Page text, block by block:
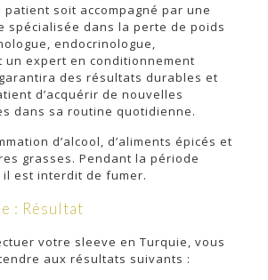
soit accompagné par une
spécialisée dans la perte de poids
endocrinologue,
expert en conditionnement
des résultats durables et
d’acquérir de nouvelles
dans sa routine quotidienne.
d’alcool, d’aliments épicés et
grasses. Pendant la période
est interdit de fumer.
: Résultat
votre sleeve en Turquie, vous
aux résultats suivants :